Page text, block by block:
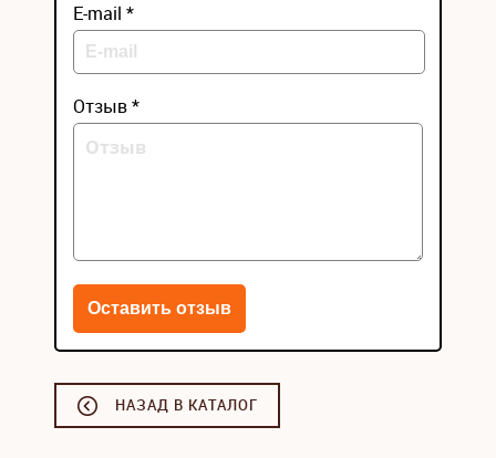
E-mail *
Отзыв *
НАЗАД В КАТАЛОГ